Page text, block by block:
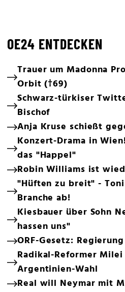
OE24 ENTDECKEN
Trauer um Madonna
Orbit (†69)
Schwarz-türkiser
Bischof
Anja Kruse schießt
Konzert-Drama in
das "Happel"
Robin Williams ist
"Hüften zu breit" -
Branche ab!
Kiesbauer über Sohn
hassen uns"
ORF-Gesetz:
Radikal-Reformer
Argentinien-Wahl
Real will Neymar mit